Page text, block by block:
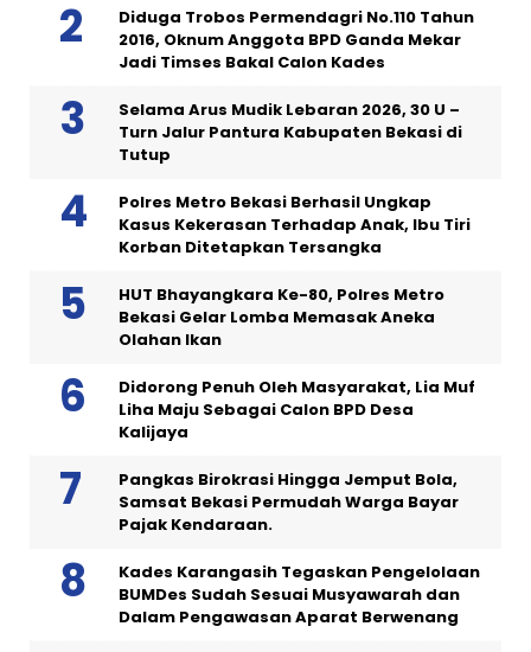
Diduga Trobos Permendagri No.110 Tahun
2016, Oknum Anggota BPD Ganda Mekar
Jadi Timses Bakal Calon Kades
Selama Arus Mudik Lebaran 2026, 30 U –
Turn Jalur Pantura Kabupaten Bekasi di
Tutup
Polres Metro Bekasi Berhasil Ungkap
Kasus Kekerasan Terhadap Anak, Ibu Tiri
Korban Ditetapkan Tersangka
HUT Bhayangkara Ke-80, Polres Metro
Bekasi Gelar Lomba Memasak Aneka
Olahan Ikan
Didorong Penuh Oleh Masyarakat, Lia Muf
Liha Maju Sebagai Calon BPD Desa
Kalijaya
Pangkas Birokrasi Hingga Jemput Bola,
Samsat Bekasi Permudah Warga Bayar
Pajak Kendaraan.
Kades Karangasih Tegaskan Pengelolaan
BUMDes Sudah Sesuai Musyawarah dan
Dalam Pengawasan Aparat Berwenang